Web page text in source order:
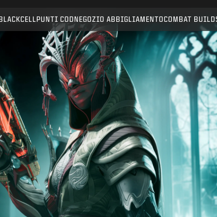
BLACKCELL PUNTI COD NEGOZIO ABBIGLIAMENTO COMBAT
INVIA
CONFERMA ACQUISTO
ANNULLA
Activision può aggiornare, sostituire o rimuovere
questi contenuti di gioco in qualsiasi momento.